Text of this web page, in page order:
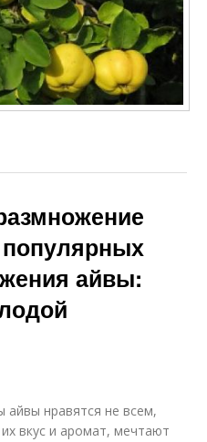
айвы:
айвы нравятся не всем,
вкус и аромат, мечтают